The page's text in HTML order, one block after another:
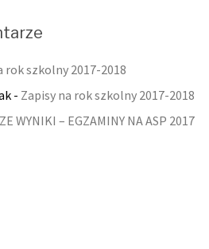
rok szkolny 2017-2018
- Zapisy na rok szkolny 2017-2018
WYNIKI – EGZAMINY NA ASP 2017